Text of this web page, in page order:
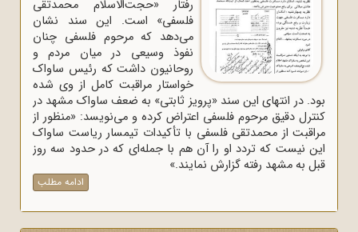
رفتار «حجت‌الاسلام محمدتقی
فلسفی» است. این سند نشان
می‌دهد که مرحوم فلسفی چنان
نفوذ وسیعی در میان مردم و
روحانیون داشت که رئیس ساواک
خواستار مراقبت کامل از وی شده
بود. در انتهای این سند «پرویز ثابتی» به ضعف ساواک مشهد در
کنترل دقیق مرحوم فلسفی اعتراض کرده و می‌نویسد: «منظور از
مراقبت از محمدتقی فلسفی با تأکیدات تیمسار ریاست ساواک
این نیست که تردد او را آن هم با جمله‌ای که در حدود سه روز
قبل به مشهد رفته گزارش نمایند.»
ادامه مطلب